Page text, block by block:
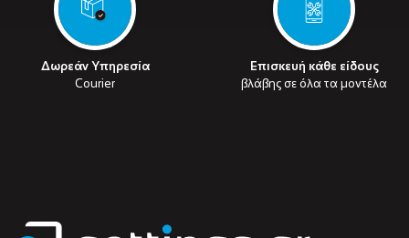
Δωρεάν Υπηρεσία
Courier
Επισκευή κάθε είδους
βλάβης σε όλα τα μοντέλα